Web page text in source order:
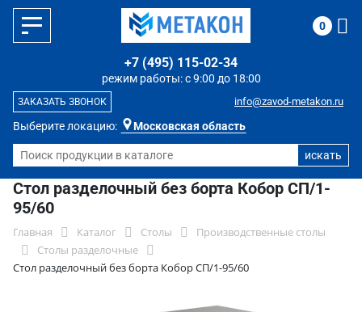
Выберите локацию: Московская область
режим работы: с 9:00 до 18:00
+7 (495) 115-02-34
info@zavod-metakon.ru
ЗАКАЗАТЬ ЗВОНОК
0
Стол разделочный без борта Кобор СП/1-
95/60
Главная Каталог Столы
Производственные столы
Столы разделочные
Стол разделочный без борта Кобор СП/1-95/60